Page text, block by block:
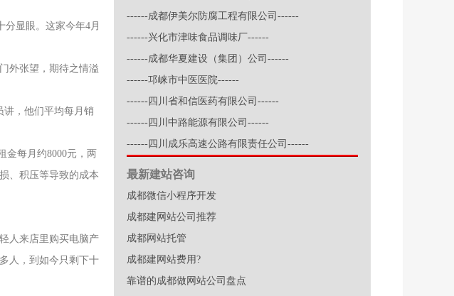
显眼。这家今年4月
外张望，期待之情溢
讲，他们平均每月销
金每月约8000元，两
、积压等导致的成本
人来店里购买电脑产
人，到如今只剩下十
------成都伊美尔防腐工程有限公司------
------兴化市津味食品调味厂------
------成都华夏建设（集团）公司------
------邛崃市中医医院------
------四川省和信医药有限公司------
------四川中路能源有限公司------
------四川成乐高速公路有限责任公司------
最新建站咨询
成都微信小程序开发
成都建网站公司推荐
成都网站托管
成都建网站费用?
靠谱的成都做网站公司盘点